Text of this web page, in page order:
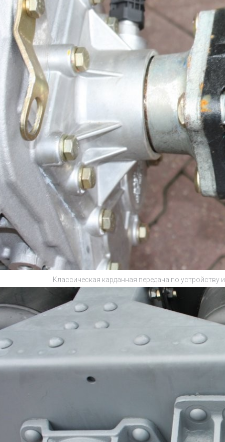
Классическая карданная передача по